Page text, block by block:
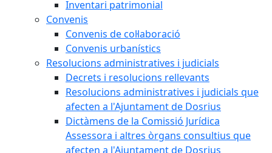
Inventari patrimonial
Convenis
Convenis de col·laboració
Convenis urbanístics
Resolucions administratives i judicials
Decrets i resolucions rellevants
Resolucions administratives i judicials que
afecten a l'Ajuntament de Dosrius
Dictàmens de la Comissió Jurídica
Assessora i altres òrgans consultius que
afecten a l'Ajuntament de Dosrius